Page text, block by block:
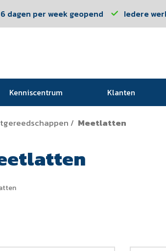
6 dagen per week geopend Iedere
Kenniscentrum Klanten
/ Meetlatten